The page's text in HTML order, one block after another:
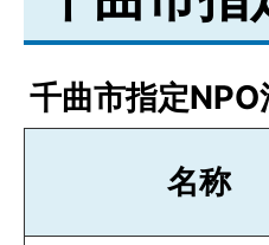
千曲市指定
名称